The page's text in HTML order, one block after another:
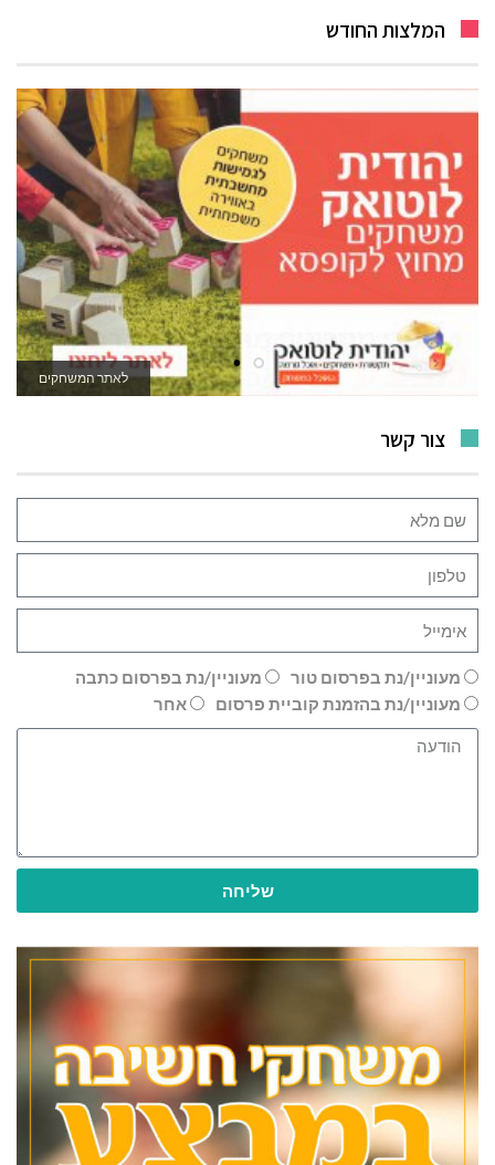
המלצות החודש
לאתר המשחקים
צור קשר
מעוניין/נת בפרסום טור
מעוניין/נת בפרסום כתבה
מעוניין/נת בהזמנת קוביית פרסום
אחר
שליחה